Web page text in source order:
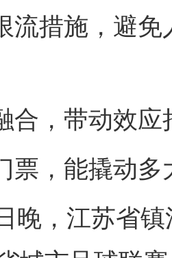
流措施，避
，带动效应
，能撬动多
，江苏省镇